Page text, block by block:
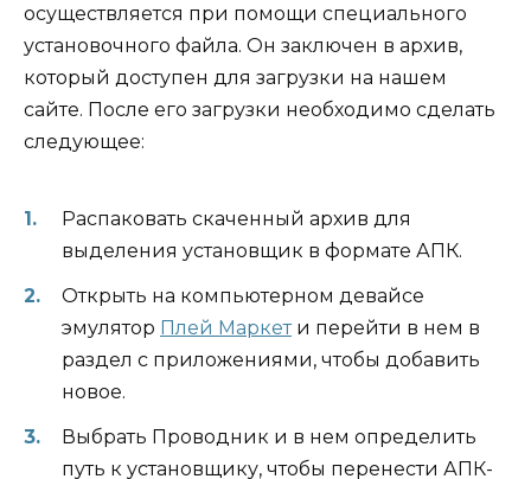
осуществляется при помощи специального
установочного файла. Он заключен в архив,
который доступен для загрузки на нашем
сайте. После его загрузки необходимо сделать
следующее:
Распаковать скаченный архив для
выделения установщик в формате АПК.
Открыть на компьютерном девайсе
эмулятор Плей Маркети перейти в нем в
раздел с приложениями, чтобы добавить
новое.
Выбрать Проводник и в нем определить
путь к установщику, чтобы перенести АПК-